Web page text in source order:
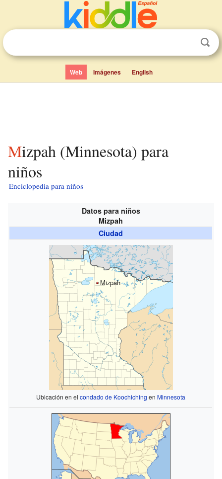
Web Imágenes English
Mizpah (Minnesota) para
niños
Enciclopedia para niños
Datos para niños
Mizpah
Ciudad
Mizpah
Ubicación en elcondado de Koochiching enMinnesota